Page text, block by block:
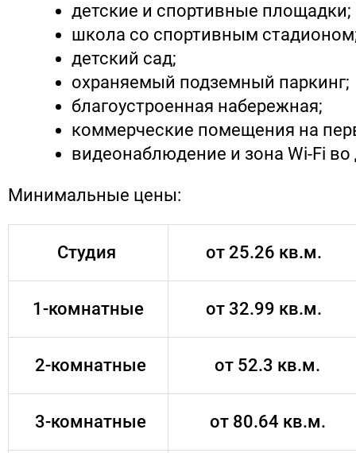
детские и спортивные площадки;
школа со спортивным
детский сад;
охраняемый подземный паркинг;
благоустроенная набережная;
коммерческие помещения на
видеонаблюдение и зона Wi-Fi во
Минимальные цены:
Студия от 25.26 кв.м.
1-комнатные от 32.99 кв.м.
2-комнатные от 52.3 кв.м.
3-комнатные от 80.64 кв.м.